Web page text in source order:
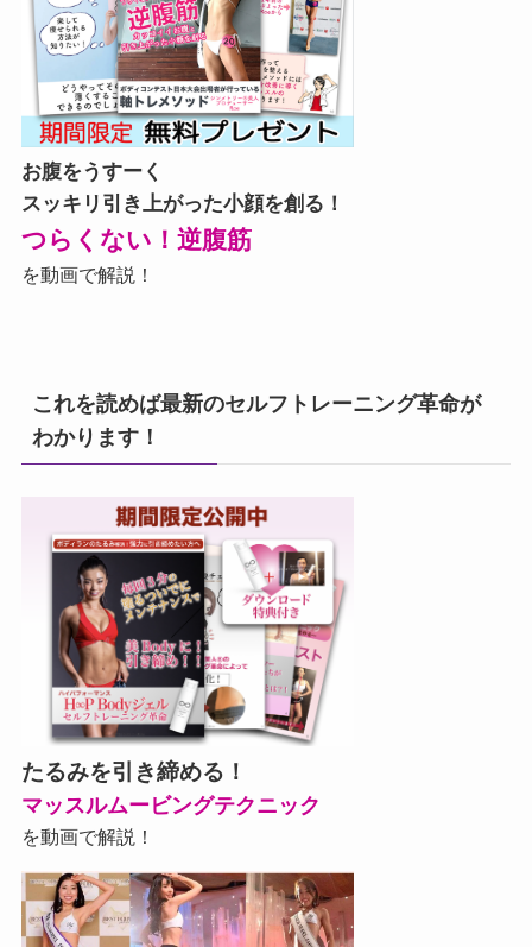
お腹をうすーく
スッキリ引き上がった小顔を創る！
つらくない！逆腹筋
を動画で解説！
これを読めば最新のセルフトレーニング革命が
わかります！
たるみを引き締める！
マッスルムービングテクニック
を動画で解説！